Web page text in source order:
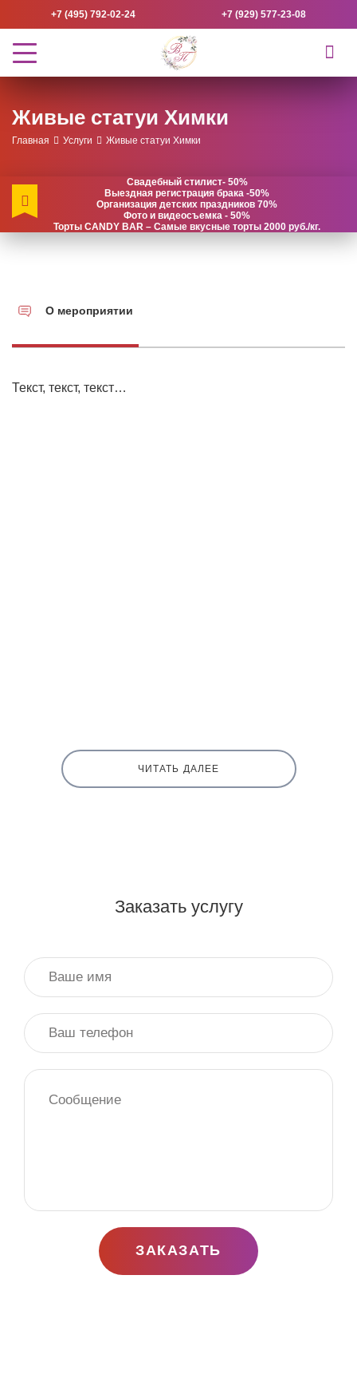
+7 (495) 792-02-24 +7 (929) 577-23-08
Живые статуи Химки
Главная Услуги Живые статуи Химки
Свадебный стилист- 50%
Выездная регистрация брака -50%
Организация детских праздников 70%
Фото и видеосъемка - 50%
Торты CANDY BAR – Самые вкусные торты 2000 руб./кг.
О мероприятии
Текст, текст, текст…
ЧИТАТЬ ДАЛЕЕ
Заказать услугу
ЗАКАЗАТЬ